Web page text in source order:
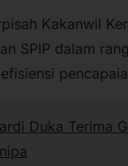
Kakanwil
SPIP dalam
Duka Terima